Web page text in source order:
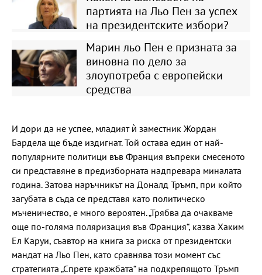
партията на Льо Пен за успех
на президентските избори?
Марин льо Пен е призната за
виновна по дело за
злоупотреба с европейски
средства
И дори да не успее, младият ѝ заместник Жордан
Бардела ще бъде издигнат. Той остава един от най-
популярните политици във Франция въпреки смесеното
си представяне в предизборната надпревара миналата
година. Затова наръчникът на Доналд Тръмп, при който
загубата в съда се представя като политическо
мъченичество, е много вероятен. „Трябва да очакваме
още по-голяма поляризация във Франция“, казва Хаким
Ел Каруи, съавтор на книга за риска от президентски
мандат на Льо Пен, като сравнява този момент със
стратегията „Спрете кражбата“ на подкрепящото Тръмп